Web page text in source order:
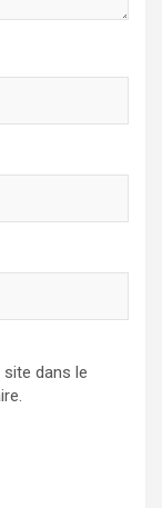
dans le